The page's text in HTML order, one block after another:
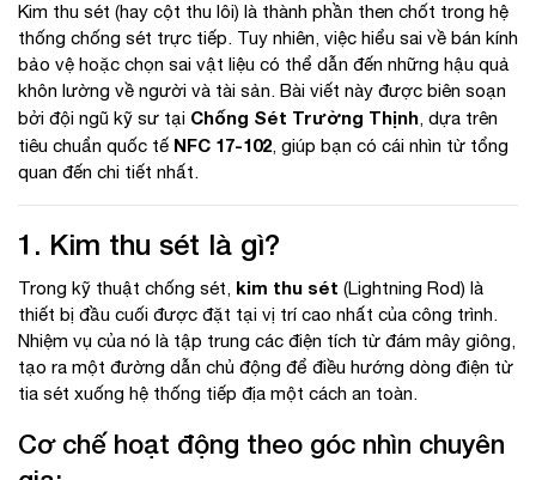
Kim thu sét (hay cột thu lôi) là thành phần then chốt trong hệ
thống chống sét trực tiếp. Tuy nhiên, việc hiểu sai về bán kính
bảo vệ hoặc chọn sai vật liệu có thể dẫn đến những hậu quả
khôn lường về người và tài sản. Bài viết này được biên soạn
bởi đội ngũ kỹ sư tại Chống Sét Trường Thịnh, dựa trên
tiêu chuẩn quốc tế NFC 17-102, giúp bạn có cái nhìn từ tổng
quan đến chi tiết nhất.
1. Kim thu sét là gì?
Trong kỹ thuật chống sét, kim thu sét (Lightning Rod) là
thiết bị đầu cuối được đặt tại vị trí cao nhất của công trình.
Nhiệm vụ của nó là tập trung các điện tích từ đám mây giông,
tạo ra một đường dẫn chủ động để điều hướng dòng điện từ
tia sét xuống hệ thống tiếp địa một cách an toàn.
Cơ chế hoạt động theo góc nhìn chuyên